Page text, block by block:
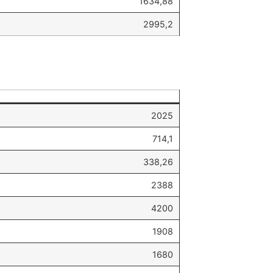
2995,2
2025
714,1
338,26
2388
4200
1908
1680